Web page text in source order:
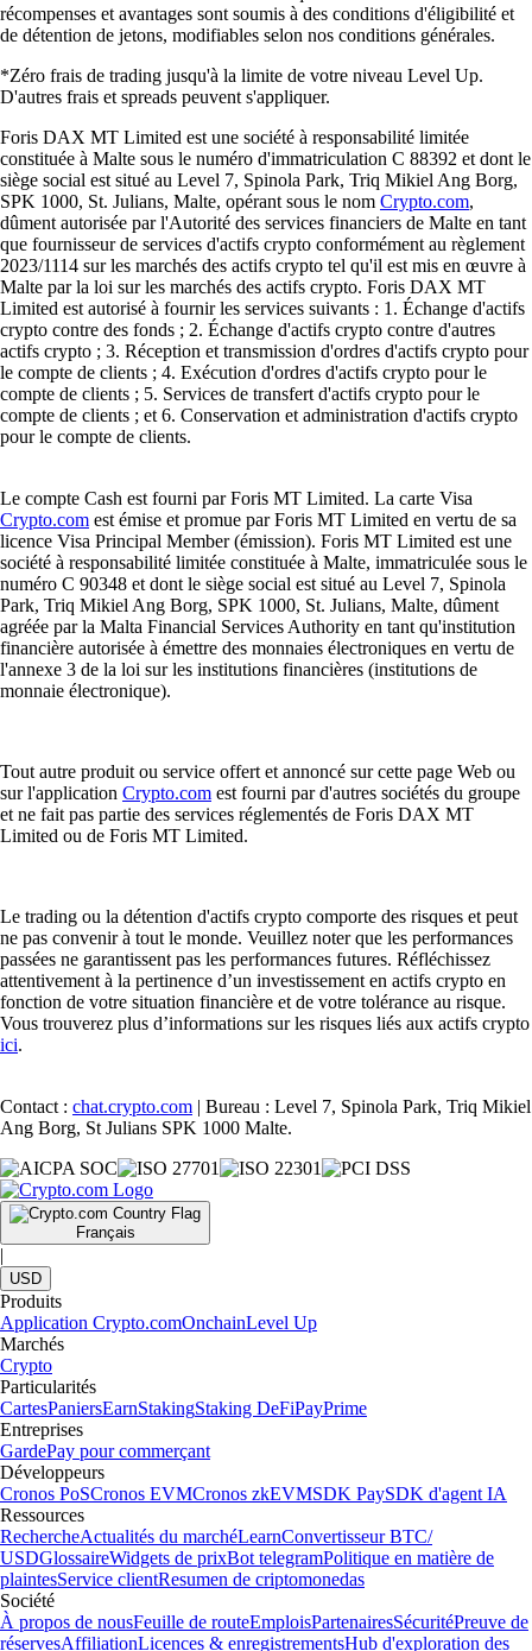
récompenses et avantages sont soumis à des conditions d'éligibilité et
de détention de jetons, modifiables selon nos conditions générales.
*Zéro frais de trading jusqu'à la limite de votre niveau Level Up.
D'autres frais et spreads peuvent s'appliquer.
Foris DAX MT Limited est une société à responsabilité limitée
constituée à Malte sous le numéro d'immatriculation C 88392 et dont le
siège social est situé au Level 7, Spinola Park, Triq Mikiel Ang Borg,
SPK 1000, St. Julians, Malte, opérant sous le nom Crypto.com,
dûment autorisée par l'Autorité des services financiers de Malte en tant
que fournisseur de services d'actifs crypto conformément au règlement
2023/1114 sur les marchés des actifs crypto tel qu'il est mis en œuvre à
Malte par la loi sur les marchés des actifs crypto. Foris DAX MT
Limited est autorisé à fournir les services suivants : 1. Échange d'actifs
crypto contre des fonds ; 2. Échange d'actifs crypto contre d'autres
actifs crypto ; 3. Réception et transmission d'ordres d'actifs crypto pour
le compte de clients ; 4. Exécution d'ordres d'actifs crypto pour le
compte de clients ; 5. Services de transfert d'actifs crypto pour le
compte de clients ; et 6. Conservation et administration d'actifs crypto
pour le compte de clients.
Le compte Cash est fourni par Foris MT Limited. La carte Visa
Crypto.com est émise et promue par Foris MT Limited en vertu de sa
licence Visa Principal Member (émission). Foris MT Limited est une
société à responsabilité limitée constituée à Malte, immatriculée sous le
numéro C 90348 et dont le siège social est situé au Level 7, Spinola
Park, Triq Mikiel Ang Borg, SPK 1000, St. Julians, Malte, dûment
agréée par la Malta Financial Services Authority en tant qu'institution
financière autorisée à émettre des monnaies électroniques en vertu de
l'annexe 3 de la loi sur les institutions financières (institutions de
monnaie électronique).
Tout autre produit ou service offert et annoncé sur cette page Web ou
sur l'application Crypto.com est fourni par d'autres sociétés du groupe
et ne fait pas partie des services réglementés de Foris DAX MT
Limited ou de Foris MT Limited.
Le trading ou la détention d'actifs crypto comporte des risques et peut
ne pas convenir à tout le monde. Veuillez noter que les performances
passées ne garantissent pas les performances futures. Réfléchissez
attentivement à la pertinence d’un investissement en actifs crypto en
fonction de votre situation financière et de votre tolérance au risque.
Vous trouverez plus d’informations sur les risques liés aux actifs crypto
ici.
Contact : chat.crypto.com | Bureau : Level 7, Spinola Park, Triq Mikiel
Ang Borg, St Julians SPK 1000 Malte.
Français
|
USD
Produits
Application Crypto.comOnchainLevel Up
Marchés
Crypto
Particularités
CartesPaniersEarnStakingStaking DeFiPayPrime
Entreprises
GardePay pour commerçant
Développeurs
Cronos PoSCronos EVMCronos zkEVMSDK PaySDK d'agent IA
Ressources
RechercheActualités du marchéLearnConvertisseur BTC/
USDGlossaireWidgets de prixBot telegramPolitique en matière de
plaintesService clientResumen de criptomonedas
Société
À propos de nousFeuille de routeEmploisPartenairesSécuritéPreuve de
réservesAffiliationLicences & enregistrementsHub d'exploration des